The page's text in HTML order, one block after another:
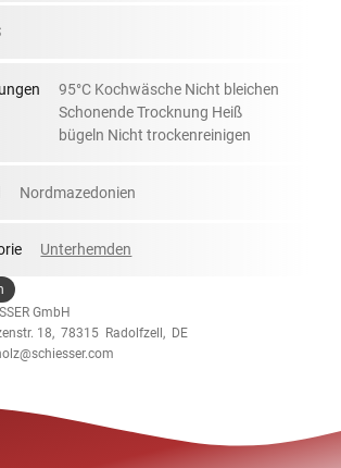
95°C Kochwäsche Nicht bleichen
Schonende Trocknung Heiß
bügeln Nicht trockenreinigen
Nordmazedonien
Unterhemden
GmbH
18, 78315 Radolfzell, DE